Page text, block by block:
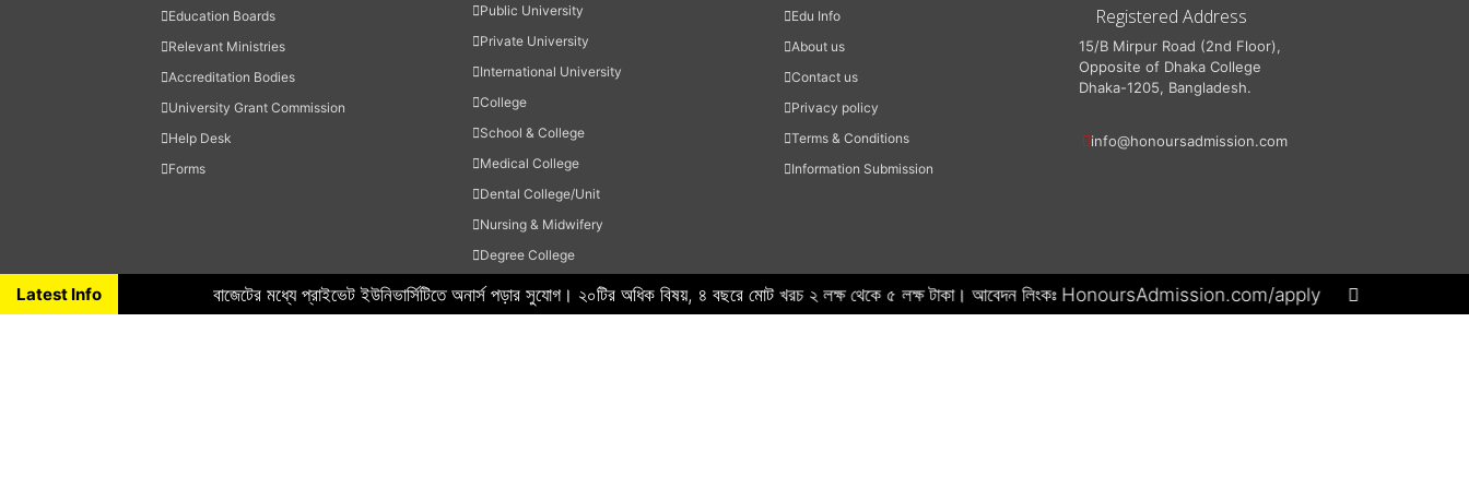
Latest Info বাজেটের মধ্যে প্রাইভেট ইউনিভার্সিটিতে অনার্স পড়ার সুযোগ। ২০টির অধিক বিষয়, ৪ বছরে মোট খরচ ২ লক্ষ থেকে ৫ লক্ষ টাকা। আবেদন লিংকঃ HonoursAdmission.com/apply
Education Boards
Relevant Ministries
Accreditation Bodies
University Grant Commission
Help Desk
Forms
Public University
Private University
International University
College
School & College
Medical College
Dental College/Unit
Nursing & Midwifery
Degree College
HSC College
School
Edu Info
About us
Contact us
Privacy policy
Terms & Conditions
Information Submission
Registered Address
15/B Mirpur Road (2nd Floor),
Opposite of Dhaka College
Dhaka-1205, Bangladesh.
info@honoursadmission.com